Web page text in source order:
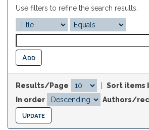
Use filters to refine the search results.
Results/Page
Sort items
In order
Authors/